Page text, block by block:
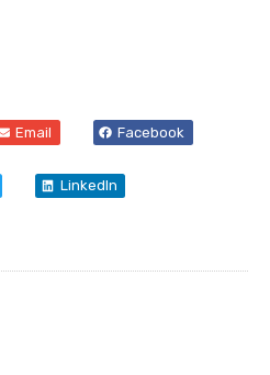
Email Facebook
LinkedIn